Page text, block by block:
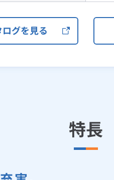
グを見る
特長